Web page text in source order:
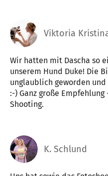
Viktoria
Wir hatten mit Dascha so
unserem Hund Duke! Die
unglaublich geworden
:-) Ganz große
Shooting.
K. Schlund